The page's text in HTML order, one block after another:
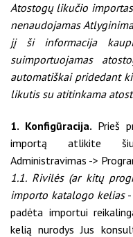
Atostogų likučio
nenaudojamas
jį ši informacija
suimportuojamas
automatiškai pridedant
likutis su atitinkama
1. Konfigūracija. Prieš
importą atlikite
Administravimas ->
1.1. Rivilės (ar kitų
importo katalogo kelias-
padėta importui
kelią nurodys Jus